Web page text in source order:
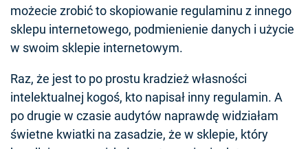
możecie zrobić to skopiowanie regulaminu z innego
sklepu internetowego, podmienienie danych i użycie
w swoim sklepie internetowym.
Raz, że jest to po prostu kradzież własności
intelektualnej kogoś, kto napisał inny regulamin. A
po drugie w czasie audytów naprawdę widziałam
świetne kwiatki na zasadzie, że w sklepie, który